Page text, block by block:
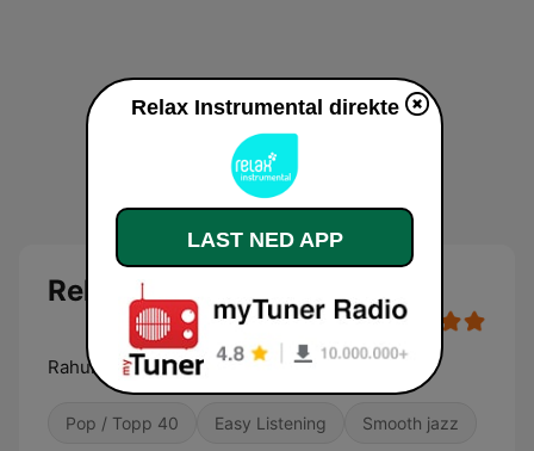
Relax Instrumental
Rahulik & lummav muusika
Pop / Topp 40 Easy Listening Smooth jazz
Relax Instrumental direkte
LAST NED APP